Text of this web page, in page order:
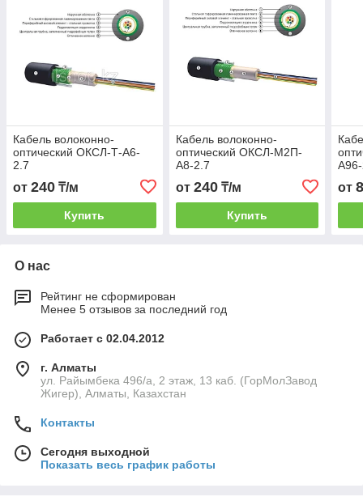
Кабель волоконно-
оптический ОКСЛ-Т-А6-
2.7
от 240 ₸/м
Купить
Кабель волоконно-
оптический ОКСЛ-М2П-
А8-2.7
от 240₸/м
Купить
от
О нас
Рейтинг не сформирован
Менее 5 отзывов за последний год
Работает с 02.04.2012
г. Алматы
ул. Райымбека 496/а, 2 этаж, 13 каб. (ГорМолЗавод
Жигер), Алматы, Казахстан
Контакты
Сегодня выходной
Показать весь график работы